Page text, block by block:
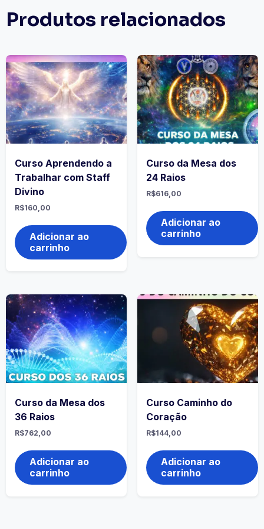
Produtos relacionados
Curso Aprendendo a
Trabalhar com Staff
Divino
R$160,00
Adicionar ao
carrinho
Curso da Mesa dos
24 Raios
R$616,00
Adicionar ao
carrinho
Curso da Mesa dos
36 Raios
R$762,00
Adicionar ao
carrinho
Curso Caminho do
Coração
R$144,00
Adicionar ao
carrinho